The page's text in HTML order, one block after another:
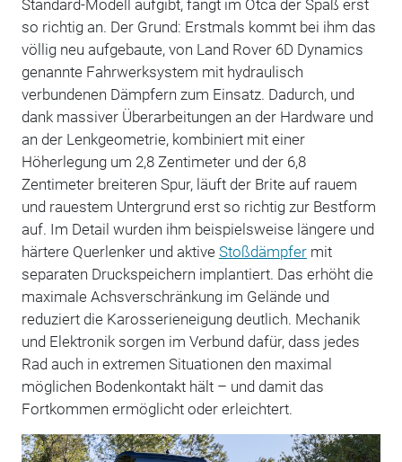
Standard-Modell aufgibt, fängt im Otca der Spaß erst
so richtig an. Der Grund: Erstmals kommt bei ihm das
völlig neu aufgebaute, von Land Rover 6D Dynamics
genannte Fahrwerksystem mit hydraulisch
verbundenen Dämpfern zum Einsatz. Dadurch, und
dank massiver Überarbeitungen an der Hardware und
an der Lenkgeometrie, kombiniert mit einer
Höherlegung um 2,8 Zentimeter und der 6,8
Zentimeter breiteren Spur, läuft der Brite auf rauem
und rauestem Untergrund erst so richtig zur Bestform
auf. Im Detail wurden ihm beispielsweise längere und
härtere Querlenker und aktive Stoßdämpfermit
separaten Druckspeichern implantiert. Das erhöht die
maximale Achsverschränkung im Gelände und
reduziert die Karosserieneigung deutlich. Mechanik
und Elektronik sorgen im Verbund dafür, dass jedes
Rad auch in extremen Situationen den maximal
möglichen Bodenkontakt hält – und damit das
Fortkommen ermöglicht oder erleichtert.